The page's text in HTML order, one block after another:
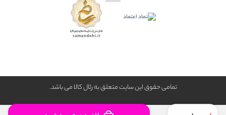
تمامی حقوق این سایت متعلق به رئال كالا می باشد.